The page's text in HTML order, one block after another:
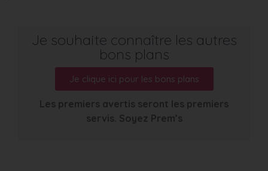
Je souhaite connaître les autres
bons plans
Je clique ici pour les bons plans
Les premiers avertis seront les premiers
servis. Soyez Prem’s